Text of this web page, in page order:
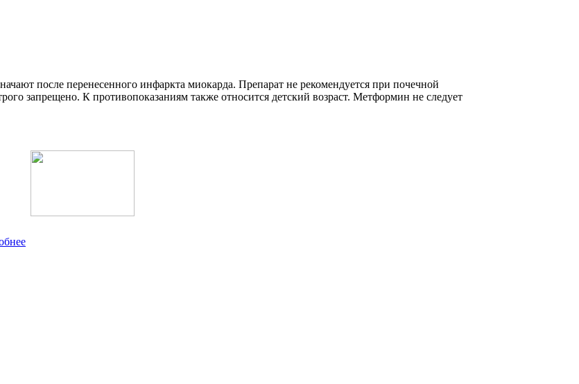
после перенесенного инфаркта миокарда. Препарат не рекомендуется при почечной
запрещено. К противопоказаниям также относится детский возраст. Метформин не следует